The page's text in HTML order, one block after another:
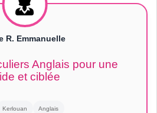
R. Emmanuelle
Anglais pour une
et ciblée
Kerlouan Anglais